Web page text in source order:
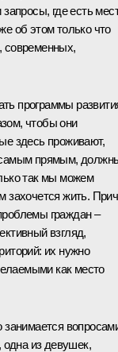
запросы, где есть
об этом только что
современных,
программы
чтобы они
здесь проживают,
самым прямым,
так мы можем
захочется жить.
граждан –
взгляд,
их нужно
как место
занимается
одна из девушек,